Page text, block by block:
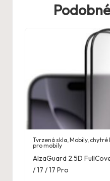
Tvrzená skla ,Mobily, chytré
pro mobily
AlzaGuard 2.5D
/ 17 / 17 Pro